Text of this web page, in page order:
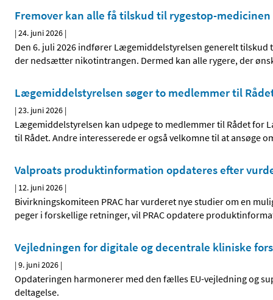
Fremover kan alle få tilskud til rygestop-
|24. juni 2026 |
Den 6. juli 2026 indfører Lægemiddelstyrelsen generelt
der nedsætter nikotintrangen. Dermed kan alle rygere, der
Lægemiddelstyrelsen søger to medlemmer til
|23. juni 2026 |
Lægemiddelstyrelsen kan udpege to medlemmer til Rådet
til Rådet. Andre interesserede er også velkomne til at ansøge
Valproats produktinformation opdateres efter
| 12. juni 2026 |
Bivirkningskomiteen PRAC har vurderet nye studier om en
peger i forskellige retninger, vil PRAC opdatere
Vejledningen for digitale og decentrale kliniske
|9. juni 2026 |
Opdateringen harmonerer med den fælles EU-vejledning og
deltagelse.